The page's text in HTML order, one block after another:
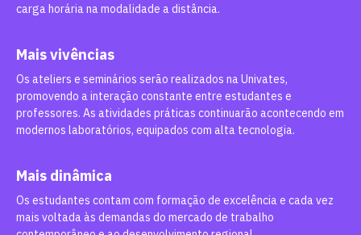
carga horária na modalidade a distância.
Mais vivências
Os ateliers e seminários serão realizados na Univates,
promovendo a interação constante entre estudantes e
professores. As atividades práticas continuarão acontecendo em
modernos laboratórios, equipados com alta tecnologia.
Mais dinâmica
Os estudantes contam com formação de excelência e cada vez
mais voltada às demandas do mercado de trabalho